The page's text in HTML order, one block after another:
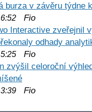
burza v závěru týdne
Fio
Interactive zveřejnil
odhady
Fio
zvýšil celoroční
Fio